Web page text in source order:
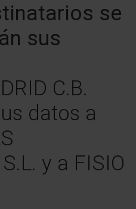
se
sus
C.B.
datos a
y a FISIO